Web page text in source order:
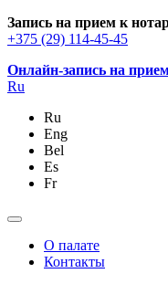
Запись на прием к
+375 (29) 114-45-45
Онлайн-запись на
Ru
Ru
Eng
Bel
Es
Fr
О палате
Контакты